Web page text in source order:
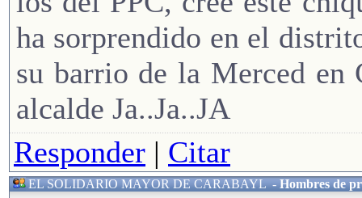
ha sorprendido en el
su barrio de la Merced en
alcalde Ja..Ja..JA
Responder | Citar
EL SOLIDARIO MAYOR DE CARABAYL-Hombres de